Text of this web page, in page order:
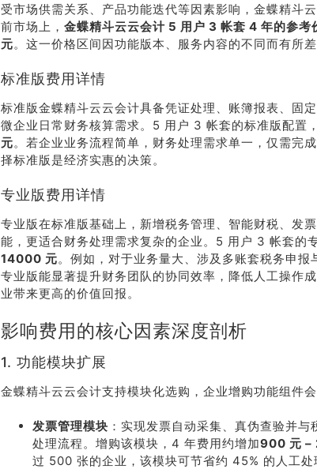
推荐
有礼
相送
联系我
们
热线
3238
在线沟
通
受市场供需关系、产品功能迭代等因素影响，金蝶精斗
前市场上， 金蝶精斗云云会计 5 用户 3 帐套 4 年的参
元。这一价格区间因功能版本、服务内容的不同而有所
标准版费用详情
标准版金蝶精斗云云会计具备凭证处理、账簿报表、固
微企业日常财务核算需求。5 用户 3 帐套的标准版配置
元。若企业业务流程简单，财务处理需求单一，仅需完
择标准版是经济实惠的决策。
专业版费用详情
专业版在标准版基础上，新增税务管理、智能财税、发
能，更适合财务处理需求复杂的企业。5 用户 3 帐套的
14000 元。例如，对于业务量大、涉及多账套税务申报
专业版能显著提升财务团队的协同效率，降低人工操作
业带来更高的价值回报。
影响费用的核心因素深度剖析
1. 功能模块扩展
金蝶精斗云云会计支持模块化选购，企业增购功能组件
发票管理模块 ：实现发票自动采集、真伪查验并
处理流程。增购该模块，4 年费用约增加900 元 –
过 500 张的企业，该模块可节省约 45% 的人工处